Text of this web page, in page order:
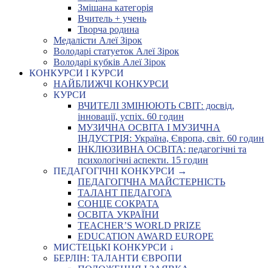
Змішана категорія
Вчитель + учень
Творча родина
Медалісти Алеї Зірок
Володарі статуеток Алеї Зірок
Володарі кубків Алеї Зірок
КОНКУРСИ І КУРСИ
НАЙБЛИЖЧІ КОНКУРСИ
КУРСИ
ВЧИТЕЛІ ЗМІНЮЮТЬ СВІТ: досвід,
інновації, успіх. 60 годин
МУЗИЧНА ОСВІТА І МУЗИЧНА
ІНДУСТРІЯ: Україна, Європа, світ. 60 годин
ІНКЛЮЗИВНА ОСВІТА: педагогічні та
психологічні аспекти. 15 годин
ПЕДАГОГІЧНІ КОНКУРСИ →
ПЕДАГОГІЧНА МАЙСТЕРНІСТЬ
ТАЛАНТ ПЕДАГОГА
СОНЦЕ СОКРАТА
ОСВІТА УКРАЇНИ
TEACHER’S WORLD PRIZE
EDUCATION AWARD EUROPE
МИСТЕЦЬКІ КОНКУРСИ ↓
БЕРЛІН: ТАЛАНТИ ЄВРОПИ